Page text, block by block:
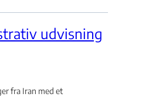
udvisning
fra Iran med et